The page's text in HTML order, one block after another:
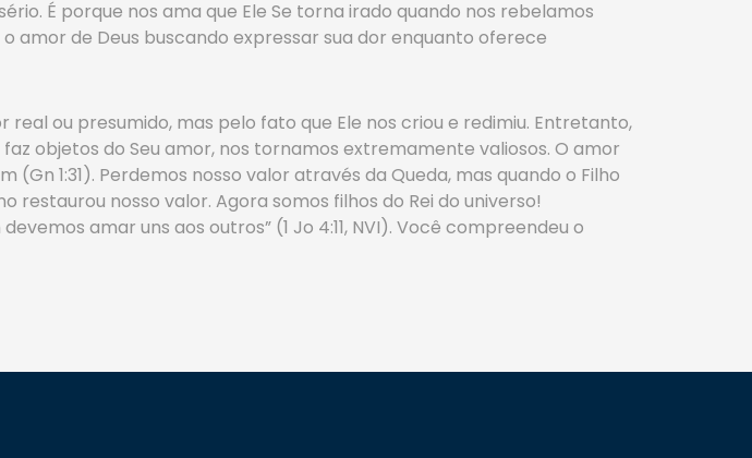
É porque nos ama que Ele Se torna irado quando nos rebelamos
amor de Deus buscando expressar sua dor enquanto oferece
ou presumido, mas pelo fato que Ele nos criou e redimiu. Entretanto,
objetos do Seu amor, nos tornamos extremamente valiosos. O amor
1:31). Perdemos nosso valor através da Queda, mas quando o Filho
restaurou nosso valor. Agora somos filhos do Rei do universo!
amar uns aos outros” (1 Jo 4:11, NVI). Você compreendeu o